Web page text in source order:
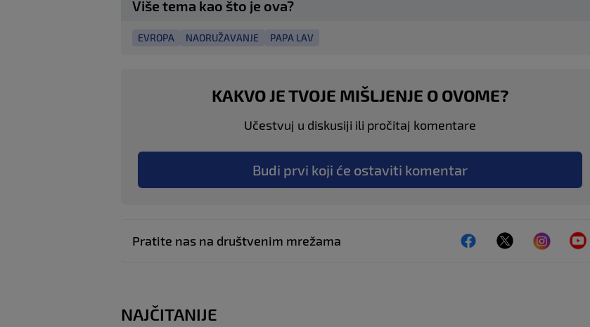
Više tema kao što je ova?
EVROPA NAORUŽAVANJE PAPA LAV
KAKVO JE TVOJE MIŠLJENJE O OVOME?
Učestvuj u diskusiji ili pročitaj komentare
Budi prvi koji će ostaviti komentar
Pratite nas na društvenim mrežama
NAJČITANIJE